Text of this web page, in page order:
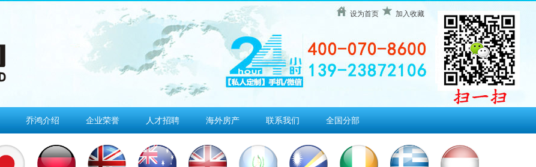
设为首页 加入收藏
乔鸿介绍 企业荣誉 人才招聘 海外房产 联系我们 全国分部